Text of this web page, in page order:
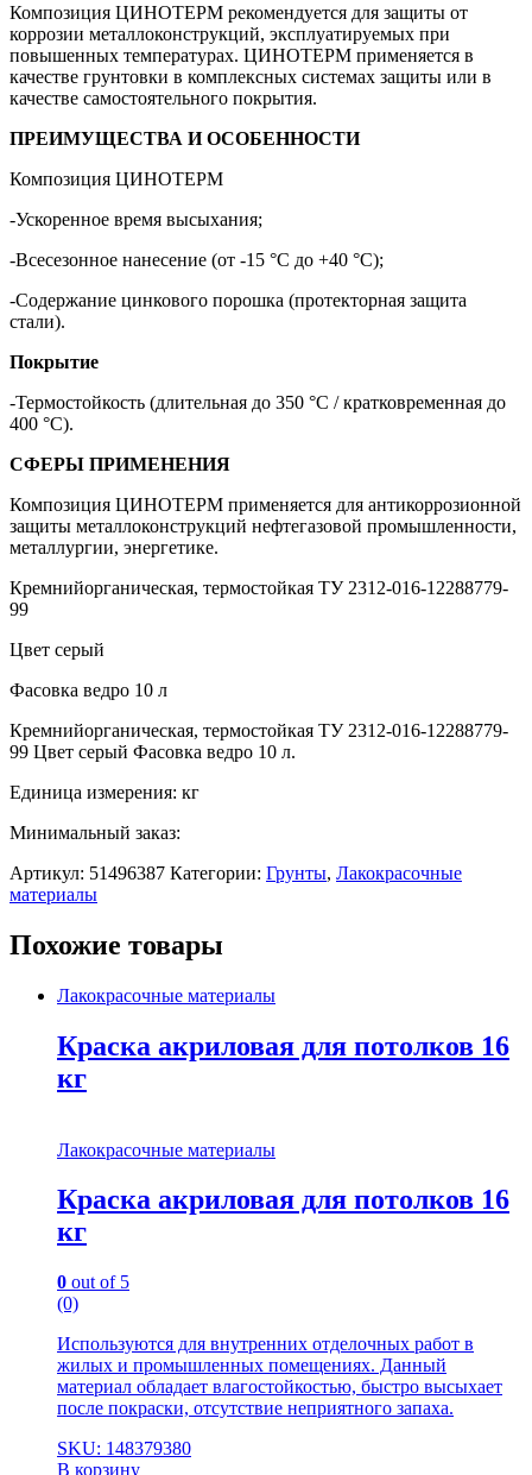
Композиция ЦИНОТЕРМ рекомендуется для защиты от
коррозии металлоконструкций, эксплуатируемых при
повышенных температурах. ЦИНОТЕРМ применяется в
качестве грунтовки в комплексных системах защиты или в
качестве самостоятельного покрытия.
ПРЕИМУЩЕСТВА И ОСОБЕННОСТИ
Композиция ЦИНОТЕРМ
-Ускоренное время высыхания;
-Всесезонное нанесение (от -15 °C до +40 °C);
-Содержание цинкового порошка (протекторная защита
стали).
Покрытие
-Термостойкость (длительная до 350 °C / кратковременная до
400 °C).
СФЕРЫ ПРИМЕНЕНИЯ
Композиция ЦИНОТЕРМ применяется для антикоррозионной
защиты металлоконструкций нефтегазовой промышленности,
металлургии, энергетике.
Кремнийорганическая, термостойкая ТУ 2312-016-12288779-
99
Цвет серый
Фасовка ведро 10 л
Кремнийорганическая, термостойкая ТУ 2312-016-12288779-
99 Цвет серый Фасовка ведро 10 л.
Единица измерения: кг
Минимальный заказ:
Артикул: 51496387 Категории: Грунты, Лакокрасочные
материалы
Похожие товары
Лакокрасочные материалы
Краска акриловая для потолков 16
кг
Лакокрасочные материалы
Краска акриловая для потолков 16
кг
0 out of 5
(0)
Используются для внутренних отделочных работ в
жилых и промышленных помещениях. Данный
материал обладает влагостойкостью, быстро высыхает
после покраски, отсутствие неприятного запаха.
SKU: 148379380
В корзину